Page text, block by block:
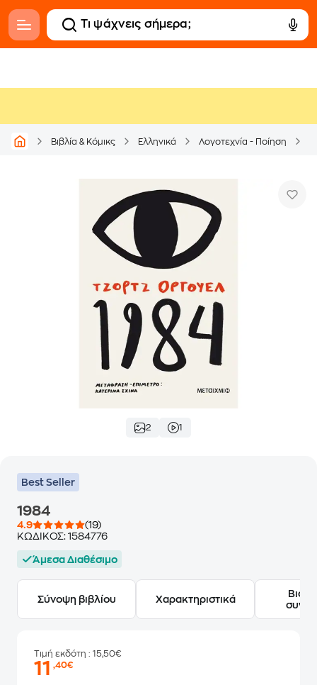
Βιβλία & Κόμικς Ελληνικά Λογοτεχνία - Ποίηση
2 1
Best Seller
1984
4.9
(19)
ΚΩΔΙΚΟΣ: 1584776
Άμεσα Διαθέσιμο
Σύνοψη βιβλίου Χαρακτηριστικά
Τιμή εκδότη : 15,50€
11,40€